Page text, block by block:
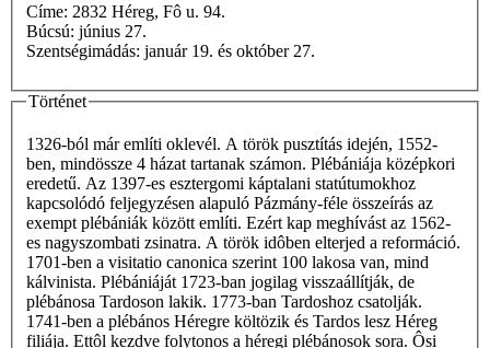
Címe: 2832 Héreg, Fô u. 94.
Búcsú: június 27.
Szentségimádás: január 19. és október 27.
Történet
1326-ból már említi oklevél. A török pusztítás idején, 1552-
ben, mindössze 4 házat tartanak számon. Plébániája középkori
eredetű. Az 1397-es esztergomi káptalani statútumokhoz
kapcsolódó feljegyzésen alapuló Pázmány-féle összeírás az
exempt plébániák között említi. Ezért kap meghívást az 1562-
es nagyszombati zsinatra. A török idôben elterjed a reformáció.
1701-ben a visitatio canonica szerint 100 lakosa van, mind
kálvinista. Plébániáját 1723-ban jogilag visszaállítják, de
plébánosa Tardoson lakik. 1773-ban Tardoshoz csatolják.
1741-ben a plébános Héregre költözik és Tardos lesz Héreg
filiája. Ettôl kezdve folytonos a héregi plébánosok sora. Ôsi